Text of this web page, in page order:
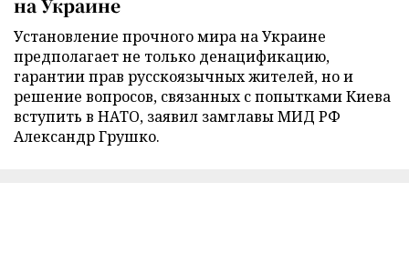
Установление прочного мира на Украине
предполагает не только денацификацию,
гарантии прав русскоязычных жителей, но и
решение вопросов, связанных с попытками Киева
вступить в НАТО, заявил замглавы МИД РФ
Александр Грушко.